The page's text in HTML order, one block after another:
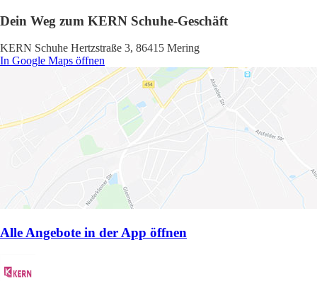
Dein Weg zum KERN Schuhe-Geschäft
KERN Schuhe Hertzstraße 3, 86415 Mering
In Google Maps öffnen
Alle Angebote in der App öffnen